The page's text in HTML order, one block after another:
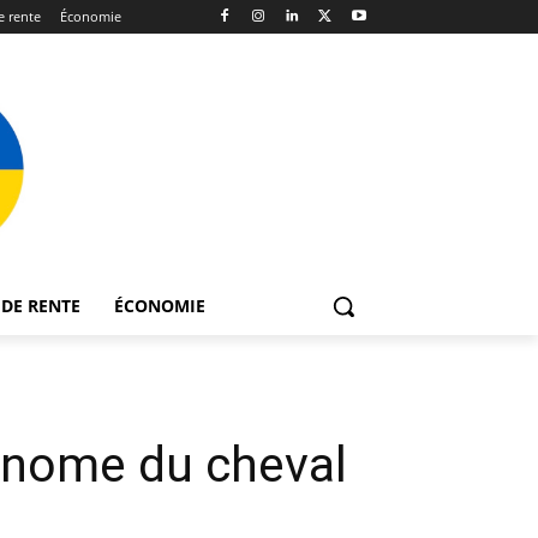
rente Économie
RENTE ÉCONOMIE
du cheval